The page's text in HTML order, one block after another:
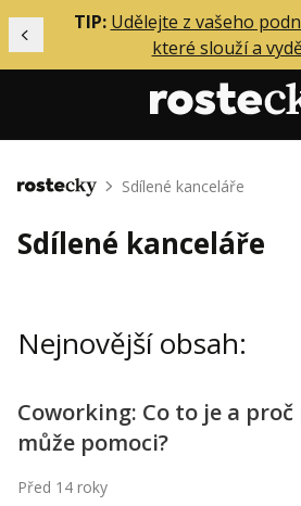
Předchozí
TIP: Udělejte z vašeho
které slouží a
Mentoring
Solo
Inzerce
Přihlášení
Kontakt
Domů Sdílené kanceláře
Sdílené kanceláře
Nejnovější obsah:
Coworking: Co to je a
může pomoci?
Před 14 roky